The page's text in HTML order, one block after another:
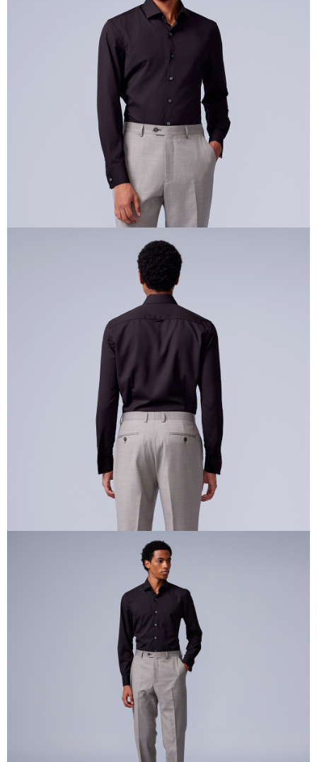
１．透過由恩沛科技股份有限公司提供之「AFTEE先享後付」服務完成之交
易，需依本服務之必要範圍內提供個人資料，並將交易相關給付款項請求債
權轉讓予恩沛科技股份有限公司。
２．關於個人資料處理事宜，請瀏覽以下網址：
https://aftee.tw/terms/#terms3
３．未成年的使用者請事先徵得法定代理人或監護人之同意方可使用
「AFTEE先享後付」，若未經同意申辦者引起之損失，本公司不負相關責
４．使用「AFTEE先享後付」時，將依據個別帳號之用戶狀況，依本公司即
時審查核予不同之上限額度；若仍有額度不足之情形，本公司將視審查結果
請求用戶進行身份認證。
５．嚴禁一人註冊多個帳號或使用他人資訊註冊。若發現惡意使用之情形，
恩沛科技股份有限公司將有權停止該用戶之使用額度並採取法律行動。